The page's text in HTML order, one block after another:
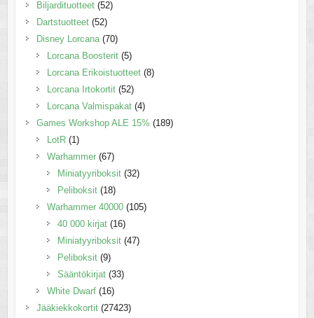
Biljardituotteet (52)
Dartstuotteet (52)
Disney Lorcana (70)
Lorcana Boosterit (5)
Lorcana Erikoistuotteet (8)
Lorcana Irtokortit (52)
Lorcana Valmispakat (4)
Games Workshop ALE 15% (189)
LotR (1)
Warhammer (67)
Miniatyyriboksit (32)
Peliboksit (18)
Warhammer 40000 (105)
40 000 kirjat (16)
Miniatyyriboksit (47)
Peliboksit (9)
Sääntökirjat (33)
White Dwarf (16)
Jääkiekkokortit (27423)